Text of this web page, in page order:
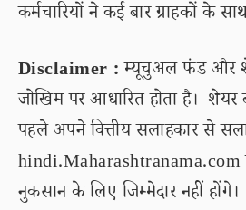
कर्मचारियों ने कई बार ग्राहकों के
Disclaimer :म्यूचुअल फंड और
जोखिम पर आधारित होता है।
पहले अपने वित्तीय सलाहकार से
hindi.Maharashtranama.com
नुकसान के लिए जिम्मेदार नहीं होंगे।